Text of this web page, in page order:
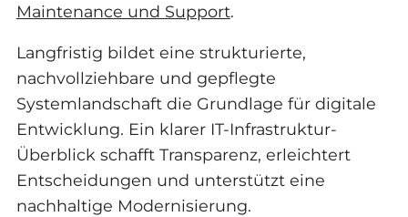
Maintenance und Support.
Langfristig bildet eine strukturierte,
nachvollziehbare und gepflegte
Systemlandschaft die Grundlage für digitale
Entwicklung. Ein klarer IT-Infrastruktur-
Überblick schafft Transparenz, erleichtert
Entscheidungen und unterstützt eine
nachhaltige Modernisierung.